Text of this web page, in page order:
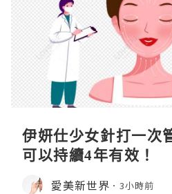
伊妍仕少女針打一次
可以持續4年有效！
愛美新世界 3小時前